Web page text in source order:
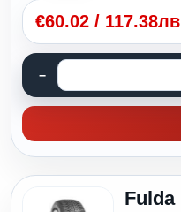
€60.02 / 117.38лв
Fulda